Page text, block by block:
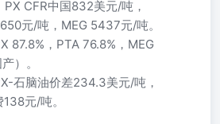
PX CFR中国832美元/吨，
元/吨，MEG 5437元/吨。
87.8%，PTA 76.8%，MEG
）。
石脑油价差234.3美元/吨，
元/吨。